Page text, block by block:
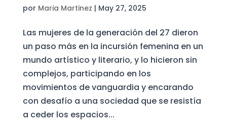
por Maria Martinez | May 27, 2025
Las mujeres de la generación del 27 dieron
un paso más en la incursión femenina en un
mundo artístico y literario, y lo hicieron sin
complejos, participando en los
movimientos de vanguardia y encarando
con desafío a una sociedad que se resistía
a ceder los espacios...